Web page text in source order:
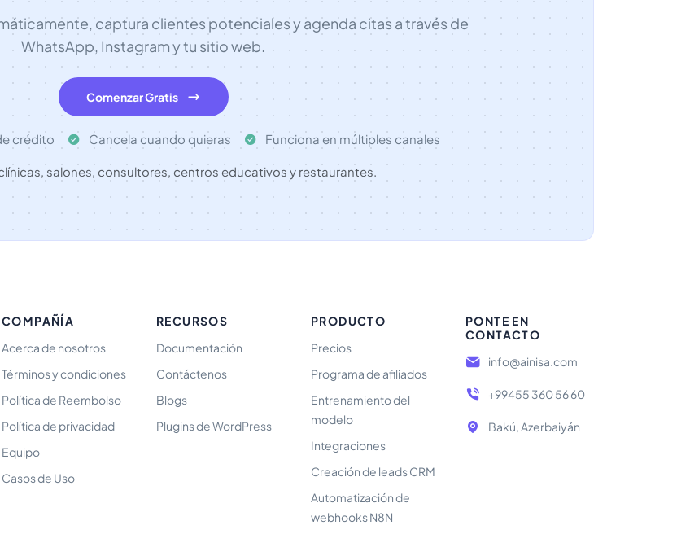
captura clientes potenciales y agenda citas a través de
WhatsApp, Instagram y tu sitio web.
Comenzar Gratis
crédito Cancela cuando quieras Funciona en múltiples canales
salones, consultores, centros educativos y restaurantes.
COMPAÑÍA
Acerca de nosotros
Términos y condiciones
Política de Reembolso
Política de privacidad
Equipo
Casos de Uso
RECURSOS
Documentación
Contáctenos
Blogs
Plugins de WordPress
PRODUCTO
Precios
Programa de afiliados
Entrenamiento del
modelo
Integraciones
Creación de leads CRM
Automatización de
webhooks N8N
PONTE EN
CONTACTO
info@ainisa.com
+99455 360 56 60
Bakú, Azerbaiyán